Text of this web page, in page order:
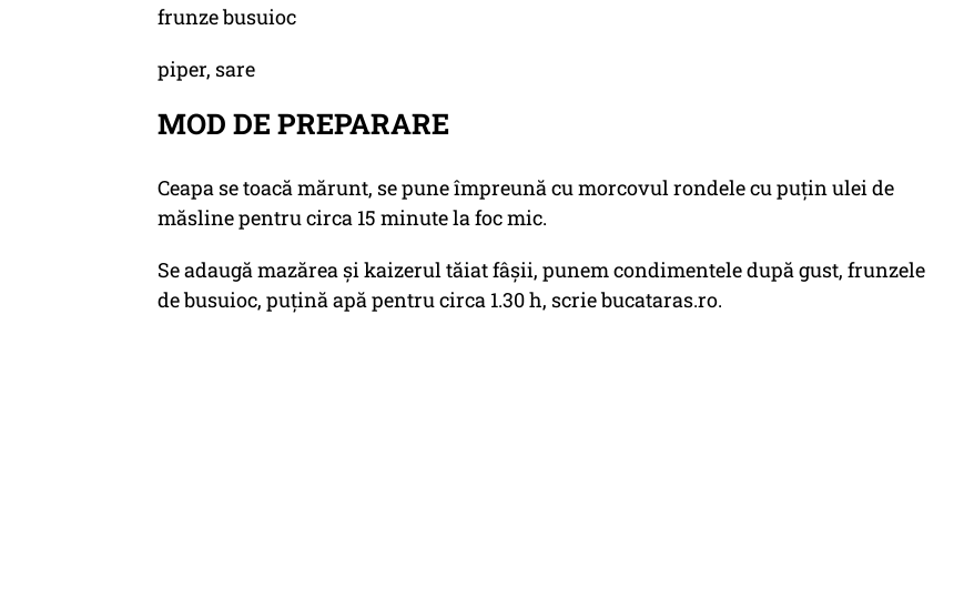
frunze busuioc
piper, sare
MOD DE PREPARARE
Ceapa se toacă mărunt, se pune împreună cu morcovul rondele cu puţin ulei de
măsline pentru circa 15 minute la foc mic.
Se adaugă mazărea şi kaizerul tăiat fâşii, punem condimentele după gust, frunzele
de busuioc, puţină apă pentru circa 1.30 h, scrie bucataras.ro.